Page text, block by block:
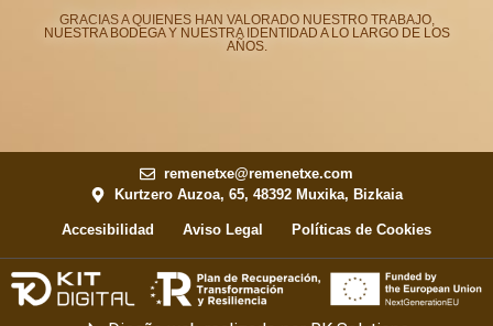
GRACIAS A QUIENES HAN VALORADO NUESTRO TRABAJO,
NUESTRA BODEGA Y NUESTRA IDENTIDAD A LO LARGO DE LOS
AÑOS.
remenetxe@remenetxe.com
Kurtzero Auzoa, 65, 48392 Muxika, Bizkaia
Accesibilidad Aviso Legal Políticas de Cookies